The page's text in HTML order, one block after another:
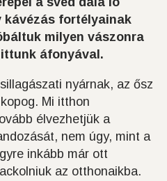
kávézás fortélyainak
milyen vászonra
áfonyával.
nyárnak, az ősz
Mi itthon
élvezhetjük a
nem úgy, mint a
inkább már ott
az otthonaikba.